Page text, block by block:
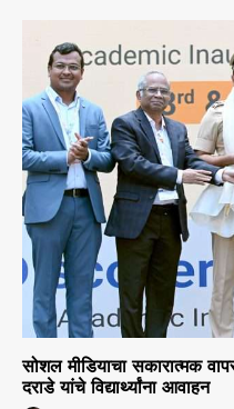
सोशल मीडियाचा सकारात्मक
दराडे यांचे विद्यार्थ्यांना आवाहन